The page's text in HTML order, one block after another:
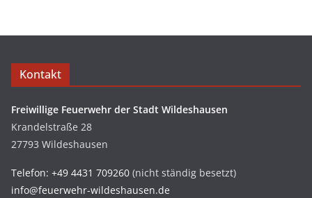
Kontakt
Freiwillige Feuerwehr der Stadt Wildeshausen
Krandelstraße 28
27793 Wildeshausen
Telefon: +49 4431 709260 (nicht ständig besetzt)
info@feuerwehr-wildeshausen.de